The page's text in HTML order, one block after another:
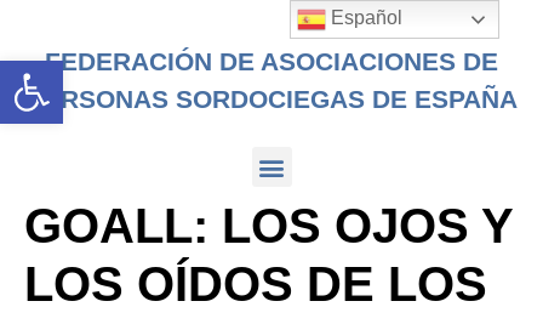
Abrir barra de herramientas
FEDERACIÓN DE ASOCIACIONES DE
PERSONAS SORDOCIEGAS DE ESPAÑA
GOALL: LOS OJOS Y
LOS OÍDOS DE LOS
Español